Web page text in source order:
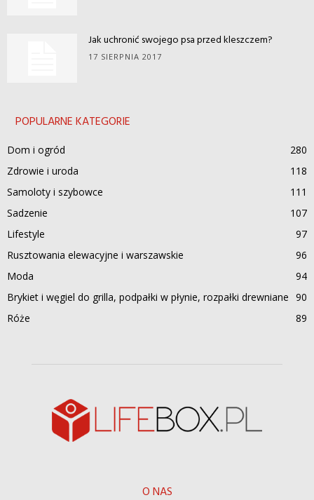
Jak uchronić swojego psa przed kleszczem?
17 SIERPNIA 2017
POPULARNE KATEGORIE
Dom i ogród
280
Zdrowie i uroda
118
Samoloty i szybowce
111
Sadzenie
107
Lifestyle
97
Rusztowania elewacyjne i warszawskie
96
Moda
94
Brykiet i węgiel do grilla, podpałki w płynie, rozpałki drewniane 90
Róże
89
O NAS